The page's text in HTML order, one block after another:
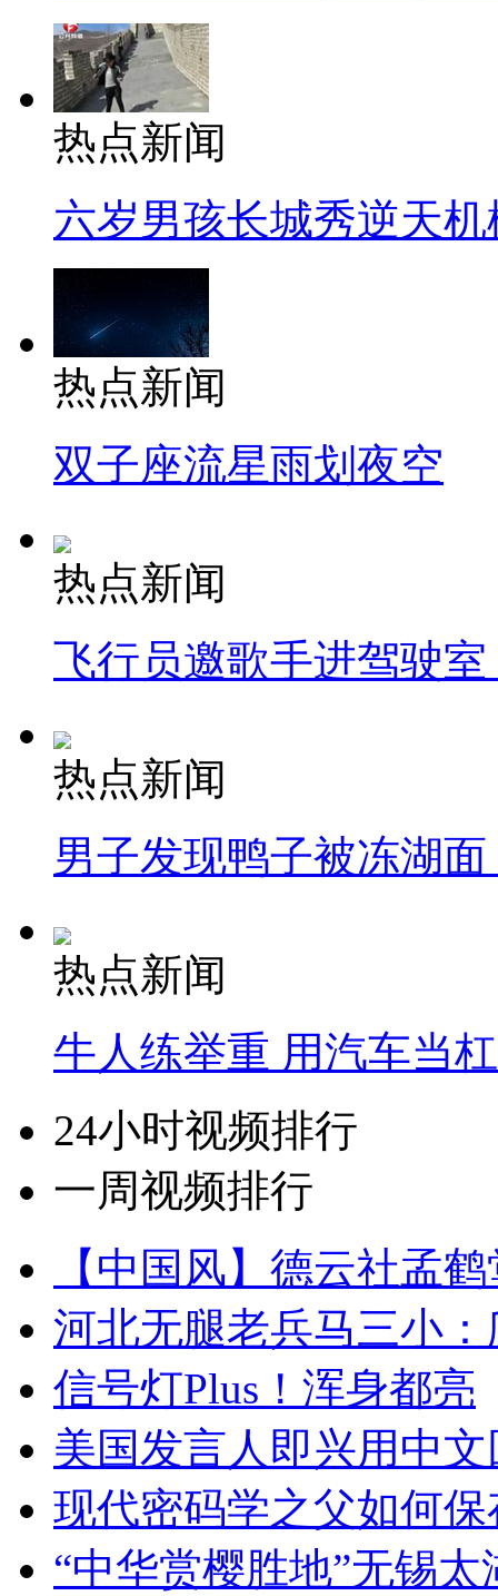
热点新闻
六岁男孩长城秀逆天机
热点新闻
双子座流星雨划夜空
热点新闻
飞行员邀歌手进驾驶
热点新闻
男子发现鸭子被冻湖
热点新闻
牛人练举重 用汽车当
24小时视频排行
一周视频排行
【中国风】德云社孟
河北无腿老兵马三小
信号灯Plus！浑身都亮
美国发言人即兴用中
现代密码学之父如何
“中华赏樱胜地”无锡